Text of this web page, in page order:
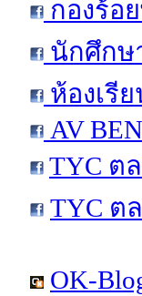
กองร้อ
นักศึกษ
ห้องเรี
AV
TYC ต
TYC ต
OK-